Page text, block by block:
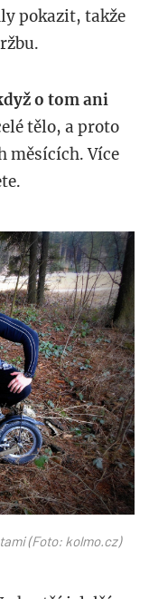
pokazit, takže
o tom ani
tělo, a proto
měsících. Více
(Foto: kolmo.cz)